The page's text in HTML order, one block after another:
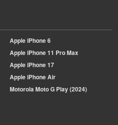
AppleiPhone 6
AppleiPhone 11 Pro Max
AppleiPhone 17
AppleiPhone Air
MotorolaMoto G Play (2024)